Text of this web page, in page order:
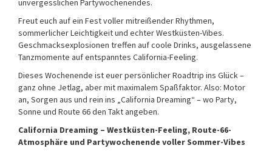
unvergesslichen Partywochenendes.
Freut euch auf ein Fest voller mitreißender Rhythmen,
sommerlicher Leichtigkeit und echter Westküsten-Vibes.
Geschmacksexplosionen treffen auf coole Drinks, ausgelassene
Tanzmomente auf entspanntes California-Feeling.
Dieses Wochenende ist euer persönlicher Roadtrip ins Glück –
ganz ohne Jetlag, aber mit maximalem Spaßfaktor. Also: Motor
an, Sorgen aus und rein ins „California Dreaming“ – wo Party,
Sonne und Route 66 den Takt angeben.
California Dreaming – Westküsten-Feeling, Route-66-
Atmosphäre und Partywochenende voller Sommer-Vibes